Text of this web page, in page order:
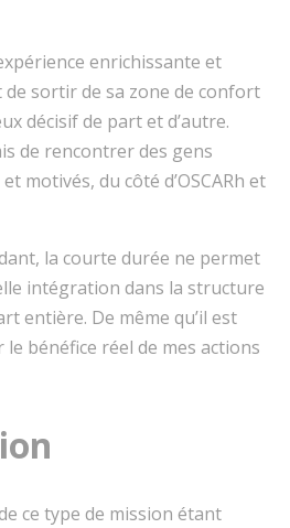
enrichissante et
sortir de sa zone de confort
décisif de part et d’autre.
de rencontrer des gens
motivés, du côté d’OSCARh et
la courte durée ne permet
intégration dans la structure
entière. De même qu’il est
bénéfice réel de mes actions
ce type de mission étant